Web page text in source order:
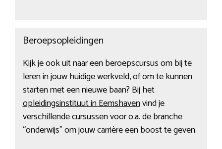
Beroepsopleidingen
Kijk je ook uit naar een beroepscursus om bij te
leren in jouw huidige werkveld, of om te kunnen
starten met een nieuwe baan? Bij het
opleidingsinstituut in Eemshavenvind je
verschillende cursussen voor o.a. de branche
“onderwijs” om jouw carrière een boost te geven.